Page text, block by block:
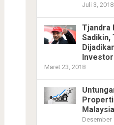
Juli 3, 2018
Tjandra
Sadikin,
Maret 23, 2018
Desember